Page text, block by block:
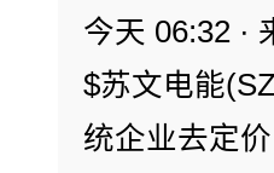
今天 06:32 ·
$苏文电能
统企业去定